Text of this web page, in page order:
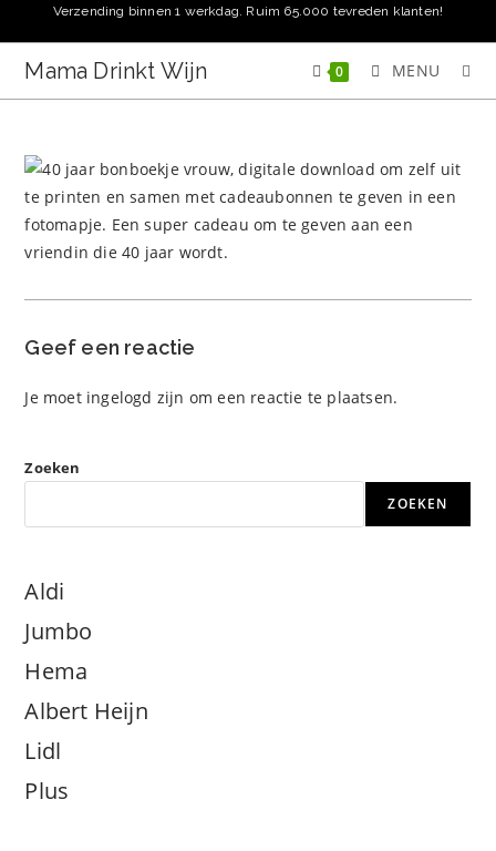
naar
inhoud
Verzending binnen 1 werkdag. Ruim 65.000 tevreden klanten!
Mama Drinkt Wijn 0 MENU
Geef een reactie
Je moet ingelogd zijn om een reactie te plaatsen.
Zoeken
ZOEKEN
Aldi
Jumbo
Hema
Albert Heijn
Lidl
Plus